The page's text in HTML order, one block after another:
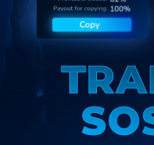
Igbo
T
TR
RA
A
S
SO
O